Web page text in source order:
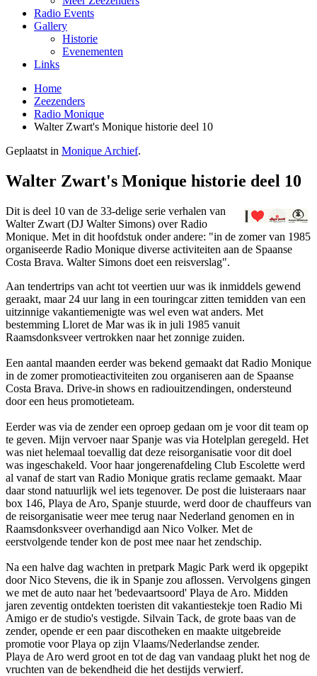
Radio Events
Gallery
Historie
Evenementen
Links
Home
Zeezenders
Radio Monique
Walter Zwart's Monique historie deel 10
Geplaatst in Monique Archief.
Walter Zwart's Monique historie deel 10
Dit is deel 10 van de 33-delige serie verhalen van
Walter Zwart (DJ Walter Simons) over Radio
Monique. Met in dit hoofdstuk o­nder andere: "in de zomer van 1985
organiseerde Radio Monique diverse activiteiten aan de Spaanse
Costa Brava. Walter Simons doet een reisverslag".
Aan tendertrips van acht tot veertien uur was ik inmiddels gewend
geraakt, maar 24 uur lang in een touringcar zitten temidden van een
uitzinnige vakantiemenigte was wel even wat anders. Met
bestemming Lloret de Mar was ik in juli 1985 vanuit
Raamsdonksveer vertrokken naar het zonnige zuiden.
Een aantal maanden eerder was bekend gemaakt dat Radio Monique
in de zomer promotieactiviteiten zou organiseren aan de Spaanse
Costa Brava. Drive-in shows en radiouitzendingen, o­ndersteund
door een heus promotieteam.
Eerder was via de zender een oproep gedaan om je voor dit team op
te geven. Mijn vervoer naar Spanje was via Hotelplan geregeld. Het
was niet helemaal toevallig dat deze reisorganisatie voor dit doel
was ingeschakeld. Voor haar jongerenafdeling Club Escolette werd
al vanaf de start van Radio Monique gratis reclame gemaakt. Maar
daar stond natuurlijk wel iets tegenover. De post die luisteraars naar
box 146, Playa de Aro, Spanje stuurde, werd door de chauffeurs van
de reisorganisatie weer mee terug naar Nederland genomen en in
Raamsdonksveer overhandigd aan Nico Volker. Met de
eerstvolgende tender kon de post mee naar het zendschip.
Na een halve dag wachten in pretpark Magic Park werd ik opgepikt
door Nico Stevens, die ik in Spanje zou aflossen. Vervolgens gingen
we met de auto naar het 'bedevaartsoord' Playa de Aro. Midden
jaren zeventig o­ntdekten toeristen dit vakantiestekje toen Radio Mi
Amigo er de studio's vestigde. Silvain Tack, de grote baas van de
zender, opende er een paar discotheken en maakte uitgebreide
promotie voor Playa op zijn Vlaams/Nederlandse zender.
Playa de Aro werd groot en tot de dag van vandaag plukt het nog de
vruchten van de bekendheid die het destijds verwierf.